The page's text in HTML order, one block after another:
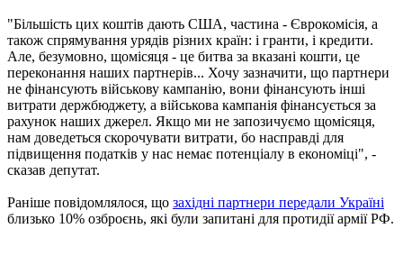
"Більшість цих коштів дають США, частина - Єврокомісія, а
також спрямування урядів різних країн: і гранти, і кредити.
Але, безумовно, щомісяця - це битва за вказані кошти, це
переконання наших партнерів... Хочу зазначити, що партнери
не фінансують військову кампанію, вони фінансують інші
витрати держбюджету, а військова кампанія фінансується за
рахунок наших джерел. Якщо ми не запозичуємо щомісяця,
нам доведеться скорочувати витрати, бо насправді для
підвищення податків у нас немає потенціалу в економіці", -
сказав депутат.
Раніше повідомлялося, що західні партнери передали Україні
близько 10% озброєнь, які були запитані для протидії армії РФ.